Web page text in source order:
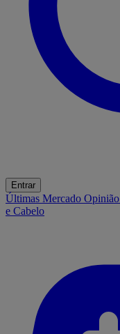
Entrar
Últimas Mercado Opinião
e Cabelo